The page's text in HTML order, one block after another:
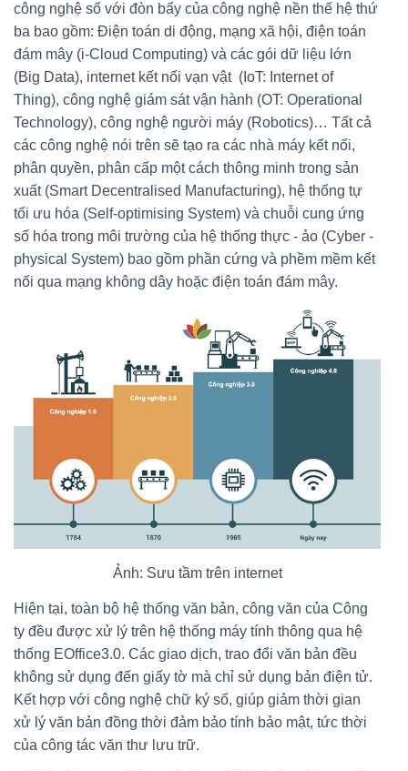
công nghệ số với đòn bẩy của công nghệ nền thế hệ thứ
ba bao gồm: Điện toán di động, mạng xã hội, điện toán
đám mây (i-Cloud Computing) và các gói dữ liệu lớn
(Big Data), internet kết nối vạn vật (IoT: Internet of
Thing), công nghệ giám sát vận hành (OT: Operational
Technology), công nghệ người máy (Robotics)… Tất cả
các công nghệ nói trên sẽ tạo ra các nhà máy kết nối,
phân quyền, phân cấp một cách thông minh trong sản
xuất (Smart Decentralised Manufacturing), hệ thống tự
tối ưu hóa (Self-optimising System) và chuỗi cung ứng
số hóa trong môi trường của hệ thống thực - ảo (Cyber -
physical System) bao gồm phần cứng và phềm mềm kết
nối qua mạng không dây hoặc điện toán đám mây.
Ảnh: Sưu tầm trên internet
Hiện tại, toàn bộ hệ thống văn bản, công văn của Công
ty đều được xử lý trên hệ thống máy tính thông qua hệ
thống EOffice3.0. Các giao dịch, trao đổi văn bản đều
không sử dụng đến giấy tờ mà chỉ sử dụng bản điện tử.
Kết hợp với công nghệ chữ ký số, giúp giảm thời gian
xử lý văn bản đồng thời đảm bảo tính bảo mật, tức thời
của công tác văn thư lưu trữ.